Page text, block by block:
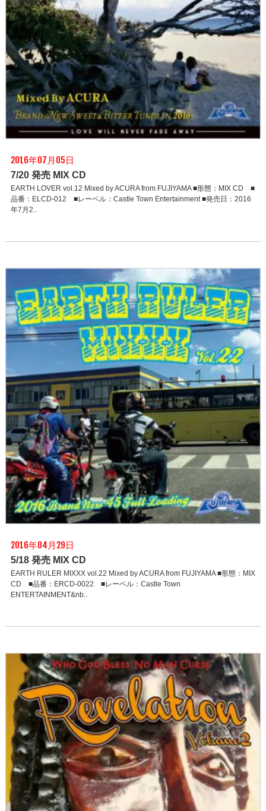
2016年07月05日
7/20 発売 MIX CD
EARTH LOVER vol.12 Mixed by ACURA from FUJIYAMA ■形態：MIX CD ■
品番：ELCD-012 ■レーベル：Castle Town Entertainment ■発売日：2016
年7月2..
2016年04月29日
5/18 発売 MIX CD
EARTH RULER MIXXX vol.22 Mixed by ACURA from FUJIYAMA ■形態：MIX
CD ■品番：ERCD-0022 ■レーベル：Castle Town
ENTERTAINMENT&nb..